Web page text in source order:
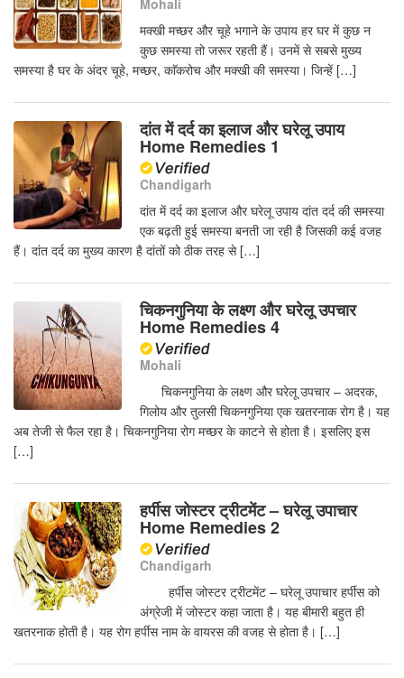
Mohali
मक्खी मच्छर और चूहे भगाने के उपाय हर घर में कुछ न
कुछ समस्या तो जरूर रहती हैं। उनमें से सबसे मुख्य
समस्या है घर के अंदर चूहे, मच्छर, काॅकरोच और मक्खी की समस्या। जिन्हें […]
दांत में दर्द का इलाज और घरेलू उपाय
Home Remedies 1
Chandigarh
दांत में दर्द का इलाज और घरेलू उपाय दांत दर्द की समस्या
एक बढ़ती हुई समस्या बनती जा रही है जिसकी कई वजह
हैं। दांत दर्द का मुख्य कारण है दांतों को ठीक तरह से […]
चिकनगुनिया के लक्ष्ण और घरेलू उपचार
Home Remedies 4
Mohali
चिकनगुनिया के लक्ष्ण और घरेलू उपचार – अदरक,
गिलोय और तुलसी चिकनगुनिया एक खतरनाक रोग है। यह
अब तेजी से फैल रहा है। चिकनगुनिया रोग मच्छर के काटने से होता है। इसलिए इस
[…]
हर्पीस जोस्टर ट्रीटमेंट – घरेलू उपाचार
Home Remedies 2
Chandigarh
हर्पीस जोस्टर ट्रीटमेंट – घरेलू उपाचार हर्पीस को
अंग्रेजी में जोस्टर कहा जाता है। यह बीमारी बहुत ही
खतरनाक होती है। यह रोग हर्पीस नाम के वायरस की वजह से होता है। […]